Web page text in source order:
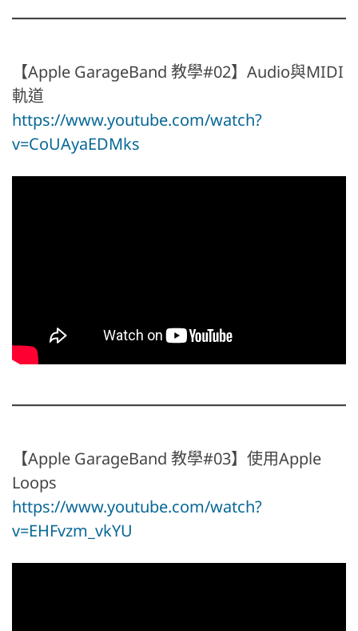
【Apple GarageBand 教學#02】Audio與MIDI
軌道
https://www.youtube.com/watch?
v=CoUAyaEDMks
【Apple GarageBand 教學#03】使用Apple
Loops
https://www.youtube.com/watch?
v=EHFvzm_vkYU